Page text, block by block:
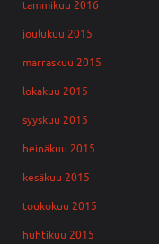
tammikuu 2016
joulukuu 2015
marraskuu 2015
lokakuu 2015
syyskuu 2015
heinäkuu 2015
kesäkuu 2015
toukokuu 2015
huhtikuu 2015